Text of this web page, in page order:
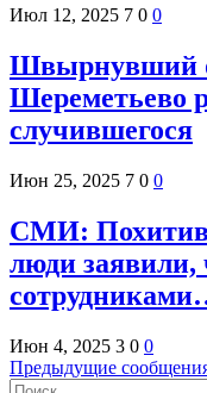
Июл 12, 2025 7 0 0
Швырнувший
Шереметьево
случившегося
Июн 25, 2025 7 0 0
СМИ:
люди заявили,
Июн 4, 2025 3 0 0
Предыдущие